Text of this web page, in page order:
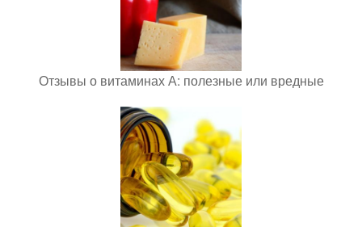
Отзывы о витаминах А: полезные или вредные